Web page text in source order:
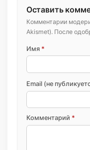
Оставить
Комментарии
Akismet). После
Имя *
Email (не
Комментарий *